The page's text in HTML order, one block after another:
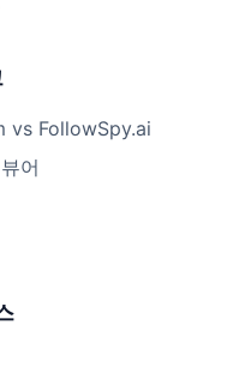
vs FollowSpy.ai
어